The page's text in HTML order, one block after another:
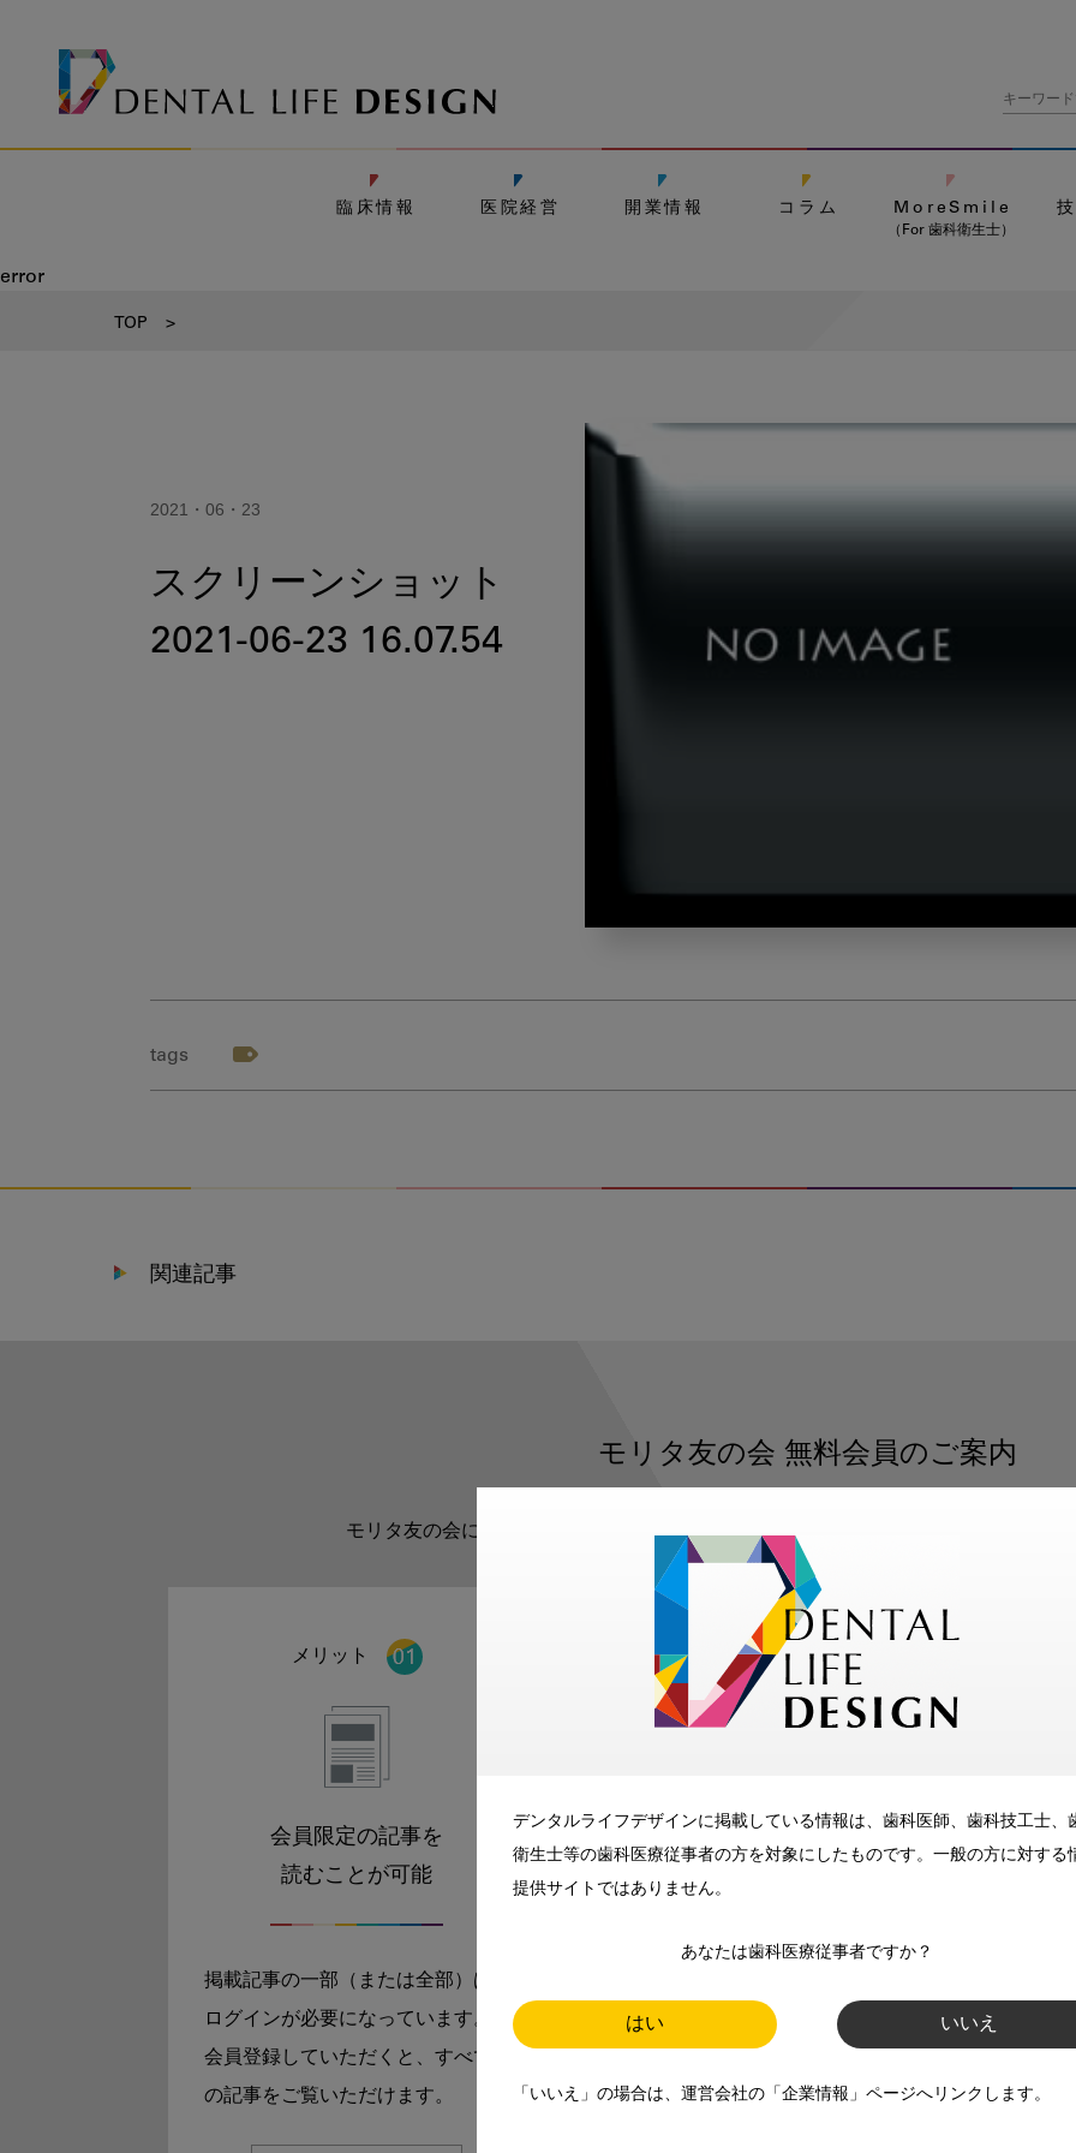
デンタルライフデザインに掲載している情報は、歯科医師、歯科技工士、
衛生士等の歯科医療従事者の方を対象にしたものです。一般の方に対する
提供サイトではありません。
あなたは歯科医療従事者ですか？
はい いいえ
「いいえ」の場合は、運営会社の「企業情報」ページへリンクします。
臨床情報 医院経営 開業情報 コラム MoreSmile
（For 歯科衛生士）
error
TOP >
2021・06・23
スクリーンショット
2021-06-23 16.07.54
tags
関連記事
モリタ友の会 無料会員のご案内
モリタ友の会に登録いただくと、デンタルライフデザインをもっと便利にご利用い
メリット
会員限定の記事を
読むことが可能
掲載記事の一部（または全部）は
ログインが必要になっています。
会員登録していただくと、すべて
の記事をご覧いただけます。
メリット
メールマガジンでお届け
師、歯科衛生士、歯科技工士）に
お届けします。